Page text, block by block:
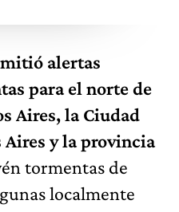
alertas
para el norte de
Aires, la Ciudad
Aires y la provincia
tormentas de
localmente